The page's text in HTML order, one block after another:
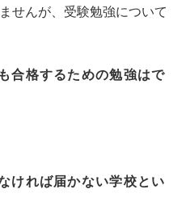
せんが、受験勉強について
合格するための勉強はで
ければ届かない学校とい